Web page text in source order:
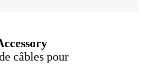
câbles pour